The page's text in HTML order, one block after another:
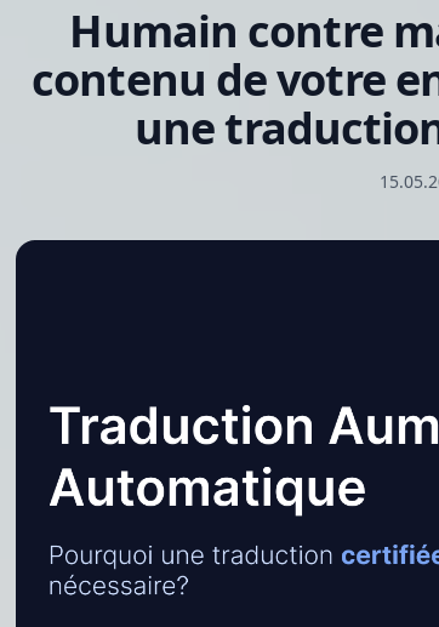
Humain contre
contenu de votre
une